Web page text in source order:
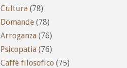
Cultura (78)
Domande (78)
Arroganza (76)
Psicopatia (76)
Caffè filosofico (75)